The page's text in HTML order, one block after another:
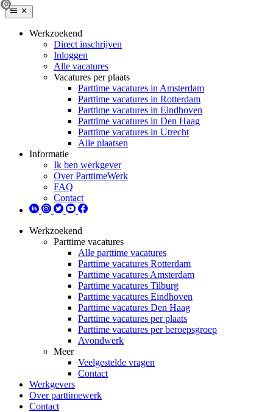
Werkzoekend
Direct inschrijven
Inloggen
Alle vacatures
Vacatures per plaats
Parttime vacatures in Amsterdam
Parttime vacatures in Rotterdam
Parttime vacatures in Eindhoven
Parttime vacatures in Den Haag
Parttime vacatures in Utrecht
Alle plaatsen
Informatie
Ik ben werkgever
Over ParttimeWerk
FAQ
Contact
Werkzoekend
Parttime vacatures
Alle parttime vacatures
Parttime vacatures Rotterdam
Parttime vacatures Amsterdam
Parttime vacatures Tilburg
Parttime vacatures Eindhoven
Parttime vacatures Den Haag
Parttime vacatures per plaats
Parttime vacatures per beroepsgroep
Avondwerk
Meer
Veelgestelde vragen
Contact
Werkgevers
Over parttimewerk
Contact